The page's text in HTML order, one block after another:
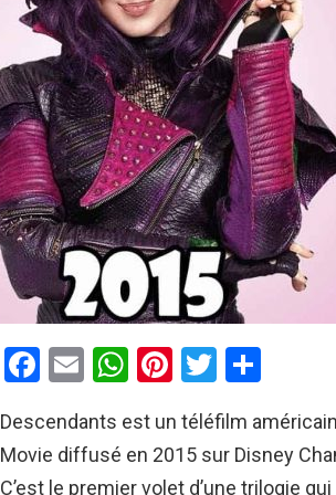
F
ce
b
E
ail
W
at
s
Pi
er
es
T
tt
er
ta
g
Descendants est un téléfilm
Movie diffusé en 2015 sur Disney
C’est le premier volet d’une trilogie